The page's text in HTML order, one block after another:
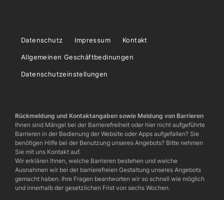
Datenschutz Impressum Kontakt
Allgemeinen Geschäftbedinungen
Datenschutzeinstellungen
Rückmeldung und Kontaktangaben sowie Meldung von Barrieren
Ihnen sind Mängel bei der Barrierefreiheit oder hier nicht aufgeführte
Barrieren in der Bedienung der Website oder Apps aufgefallen? Sie
benötigen Hilfe bei der Benutzung unseres Angebots? Bitte nehmen
Sie mit uns Kontakt auf.
Wir erklären Ihnen, welche Barrieren bestehen und welche
Ausnahmen wir bei der barrierefreien Gestaltung unseres Angebots
gemacht haben. Ihre Fragen beantworten wir so schnell wie möglich
und innerhalb der gesetzlichen Frist von sechs Wochen.